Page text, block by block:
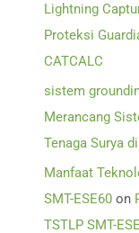
Lightning
Proteksi
CATCALC
sistem
Merancang
Tenaga Surya
Manfaat
SMT-ESE60 on
TSTLP SMT-